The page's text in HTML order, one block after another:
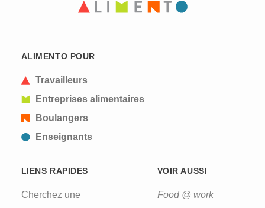
ALIMENTO POUR
Travailleurs
Entreprises alimentaires
Boulangers
Enseignants
LIENS RAPIDES
Cherchez une
VOIR AUSSI
Food @ work